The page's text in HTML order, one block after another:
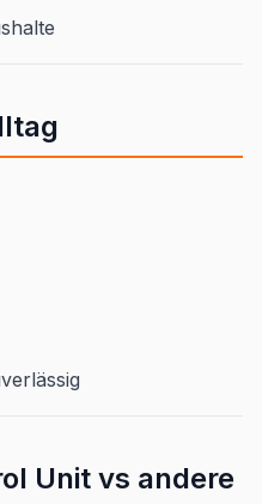
Unit vs andere